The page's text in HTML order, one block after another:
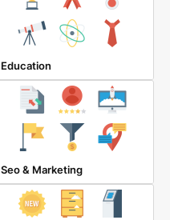
Education
Seo & Marketing